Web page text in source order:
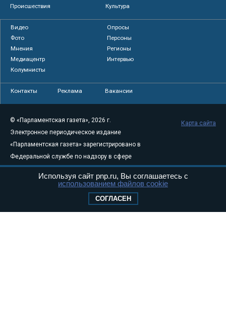
Происшествия
Культура
Видео
Опросы
Фото
Персоны
Мнения
Регионы
Медиацентр
Интервью
Колумнисты
Контакты Реклама Вакансии
© «Парламентская газета», 2026 г.
Электронное периодическое издание
«Парламентская газета» зарегистрировано в
Федеральной службе по надзору в сфере
связи, информационных технологий и
массовых коммуникаций (Роскомнадзор) 05
Свидетельство о регистрации Эл № ФС77-
Карта сайта
Используя сайт pnp.ru, Вы соглашаетесь с
использованием файлов cookie
СОГЛАСЕН